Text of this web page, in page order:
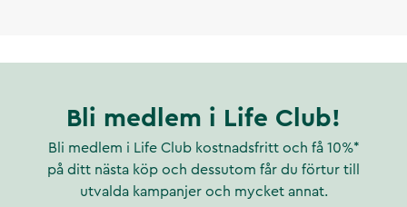
Bli medlem i Life Club!
Bli medlem i Life Club kostnadsfritt och få 10%*
på ditt nästa köp och dessutom får du förtur till
utvalda kampanjer och mycket annat.